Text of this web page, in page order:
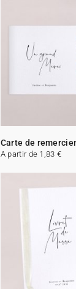
Carte de
A partir de 1,83 €